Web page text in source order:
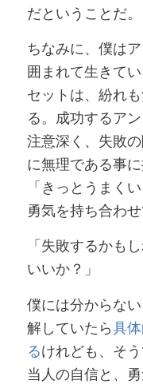
だということだ。
ちなみに、僕は
囲まれて生きて
セットは、紛れ
る。成功するア
注意深く、失敗
に無理である事
「きっとうまく
勇気を持ち合わせ
「失敗するかも
いいか？」
僕には分からな
解していたら具
るけれども、そ
当人の自信と、